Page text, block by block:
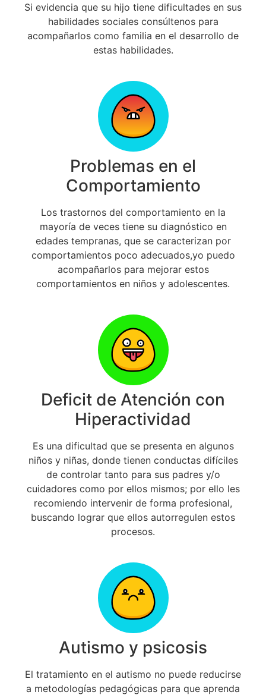
Si evidencia que su hijo tiene dificultades en sus
habilidades sociales consúltenos para
acompañarlos como familia en el desarrollo de
estas habilidades.
Problemas en el
Comportamiento
Los trastornos del comportamiento en la
mayoría de veces tiene su diagnóstico en
edades tempranas, que se caracterizan por
comportamientos poco adecuados,yo puedo
acompañarlos para mejorar estos
comportamientos en niños y adolescentes.
Deficit de Atención con
Hiperactividad
Es una dificultad que se presenta en algunos
niños y niñas, donde tienen conductas difíciles
de controlar tanto para sus padres y/o
cuidadores como por ellos mismos; por ello les
recomiendo intervenir de forma profesional,
buscando lograr que ellos autorregulen estos
procesos.
Autismo y psicosis
El tratamiento en el autismo no puede reducirse
a metodologías pedagógicas para que aprenda